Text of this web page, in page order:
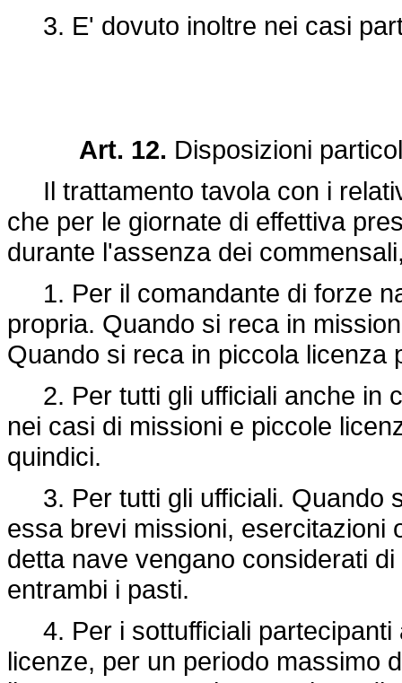
3. E' dovuto inoltre nei casi
Art. 12. Disposizioni
Il trattamento tavola con i
che per le giornate di effettiva
durante l'assenza dei
1. Per il comandante di forze
propria. Quando si reca in
Quando si reca in piccola licenza
2. Per tutti gli ufficiali anche in
nei casi di missioni e piccole
quindici.
3. Per tutti gli ufficiali. Quando
essa brevi missioni, esercitazioni
detta nave vengano considerati
entrambi i pasti.
4. Per i sottufficiali partecipanti
licenze, per un periodo massimo